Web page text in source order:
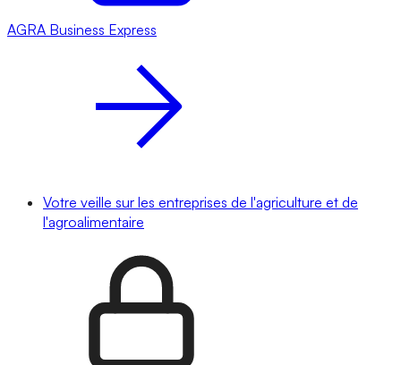
AGRA Business Express
Votre veille sur les entreprises de l'agriculture et de
l'agroalimentaire